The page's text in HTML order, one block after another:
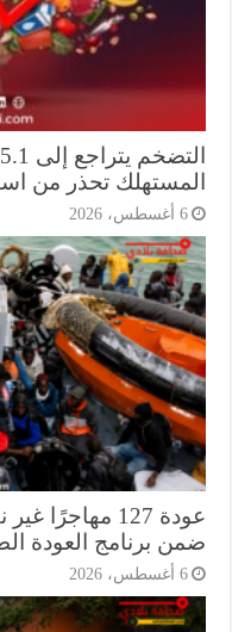
التضخم
تحذر من
عودة 127 مهاجرًا
برنامج العودة